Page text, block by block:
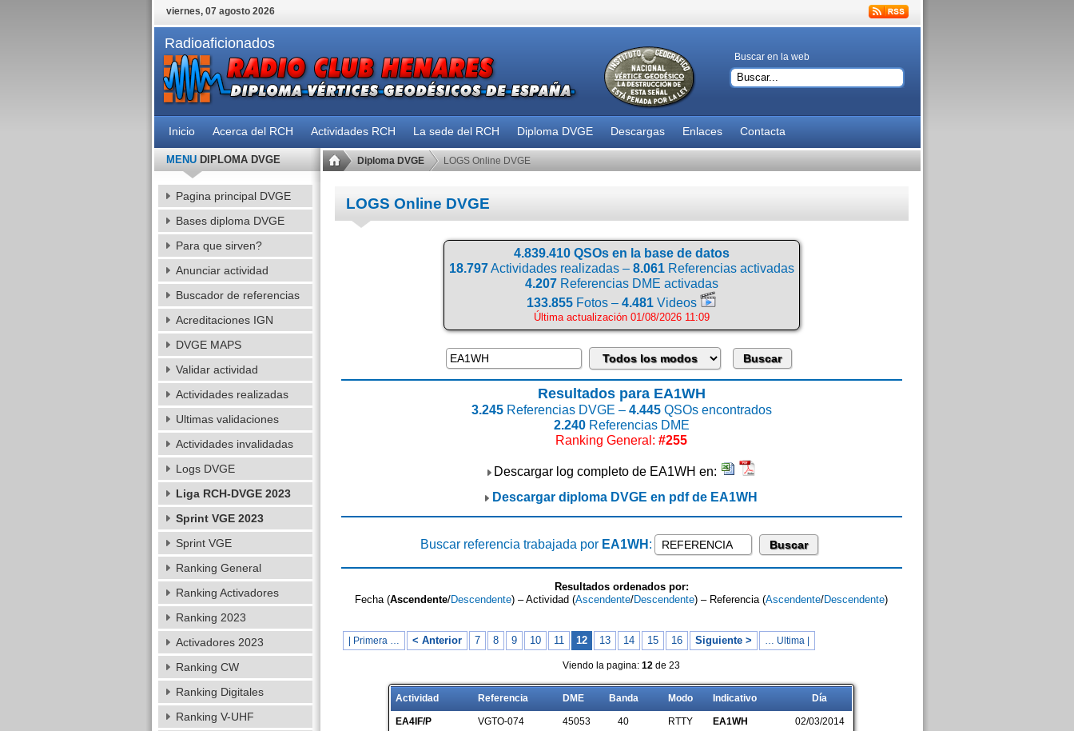
viernes, 07 agosto 2026
Radioaficionados
Buscar en la web
Inicio Acerca del RCH Actividades RCH La sede del RCH Diploma DVGE Descargas Enlaces Contacta
Diploma DVGE LOGS Online DVGE
LOGS Online DVGE
4.839.410 QSOs en la base de datos
18.797Actividades realizadas – 8.061Referencias activadas
4.207Referencias DME activadas
133.855 Fotos – 4.481 Videos
Última actualización 01/08/2026 11:09
Resultados para EA1WH
3.245Referencias DVGE – 4.445QSOs encontrados
2.240Referencias DME
Ranking General: #255
Descargar log completo de EA1WH en:
Descargar diploma DVGE en pdf de EA1WH
Buscar referencia trabajada por EA1WH :
Resultados ordenados por:
Fecha (Ascendente/Descendente) – Actividad (Ascendente/Descendente) – Referencia (Ascendente/Descendente)
| Primera … < Anterior 7 8 9 10 11 12 13 14 15 16 Siguiente > … Ultima |
Viendo la pagina: 12 de 23
Actividad Referencia DME Banda Modo Indicativo Día
EA4IF/P VGTO-074 45053 40 RTTY EA1WH
02/03/2014
MENUDIPLOMA DVGE
Pagina principal DVGE
Bases diploma DVGE
Para que sirven?
Anunciar actividad
Buscador de referencias
Acreditaciones IGN
DVGE MAPS
Validar actividad
Actividades realizadas
Ultimas validaciones
Actividades invalidadas
Logs DVGE
Liga RCH-DVGE 2023
Sprint VGE 2023
Sprint VGE
Ranking General
Ranking Activadores
Ranking 2023
Activadores 2023
Ranking CW
Ranking Digitales
Ranking V-UHF